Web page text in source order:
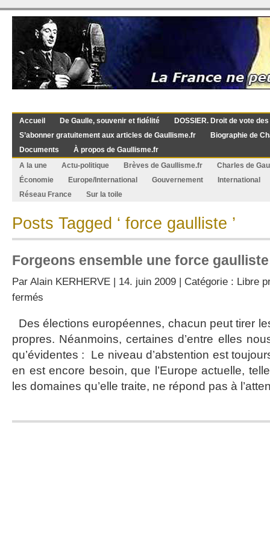
Accueil De Gaulle, souvenir et fidélité
DOSSIER. Droit de vote
S’abonner gratuitement aux articles de Gaullisme.fr
Biographie de
Documents
À propos de Gaullisme.fr
A la une
Actu-politique Brèves de Gaullisme.fr
Charles de
Économie
Europe/International Gouvernement
International
Réseau France
Sur la toile
Posts Tagged ‘ force gaulliste ’
Forgeons ensemble une force gaulliste
Par Alain KERHERVE | 14. juin 2009 | Catégorie : Libre
fermés
une
force
Des élections européennes, chacun peut tirer
propres. Néanmoins, certaines d’entre elles
qu’évidentes : Le niveau d’abstention est
en est encore besoin, que l’Europe actuelle,
les domaines qu’elle traite, ne répond pas à